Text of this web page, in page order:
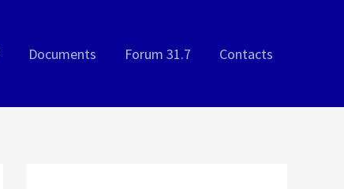
Documents Forum 31.7 Contacts